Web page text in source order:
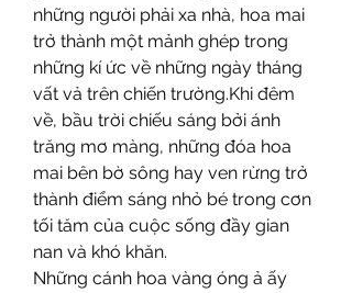
những người phải xa nhà, hoa mai
trở thành một mảnh ghép trong
những kí ức về những ngày tháng
vất vả trên chiến trường.Khi đêm
về, bầu trời chiếu sáng bởi ánh
trăng mơ màng, những đóa hoa
mai bên bờ sông hay ven rừng trở
thành điểm sáng nhỏ bé trong cơn
tối tăm của cuộc sống đầy gian
nan và khó khăn.
Những cánh hoa vàng óng ả ấy